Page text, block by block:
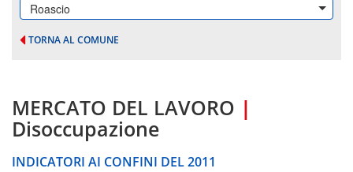
Roascio
TORNA AL COMUNE
MERCATO DEL LAVORO |
Disoccupazione
INDICATORI AI CONFINI DEL 2011